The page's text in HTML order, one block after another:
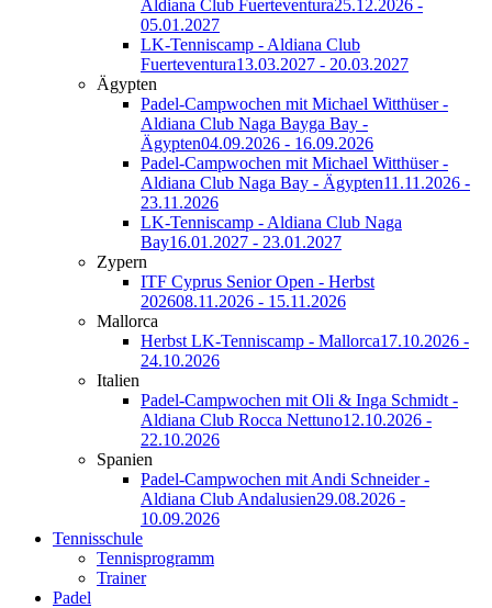
Aldiana Club Fuerteventura25.12.2026 -
05.01.2027
LK-Tenniscamp - Aldiana Club
Fuerteventura13.03.2027 - 20.03.2027
Ägypten
Padel-Campwochen mit Michael Witthüser -
Aldiana Club Naga Bayga Bay -
Ägypten04.09.2026 - 16.09.2026
Padel-Campwochen mit Michael Witthüser -
Aldiana Club Naga Bay - Ägypten11.11.2026 -
23.11.2026
LK-Tenniscamp - Aldiana Club Naga
Bay16.01.2027 - 23.01.2027
Zypern
ITF Cyprus Senior Open - Herbst
202608.11.2026 - 15.11.2026
Mallorca
Herbst LK-Tenniscamp - Mallorca17.10.2026 -
24.10.2026
Italien
Padel-Campwochen mit Oli & Inga Schmidt -
Aldiana Club Rocca Nettuno12.10.2026 -
22.10.2026
Spanien
Padel-Campwochen mit Andi Schneider -
Aldiana Club Andalusien29.08.2026 -
10.09.2026
Tennisschule
Tennisprogramm
Trainer
Padel